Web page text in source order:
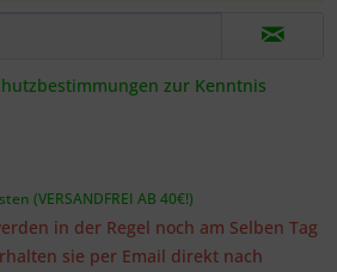
zur Kenntnis
(VERSANDFREI AB 40€!)
in der Regel noch am Selben Tag
sie per Email direkt nach